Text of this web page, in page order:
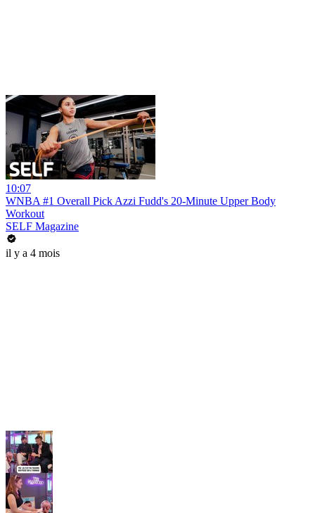
10:07
WNBA #1 Overall Pick Azzi Fudd's 20-Minute Upper Body
Workout
SELF Magazine
il y a 4 mois